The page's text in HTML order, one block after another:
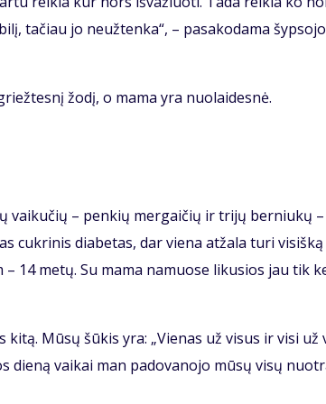
ta­čiau jo ne­už­ten­ka“, – pa­sa­ko­da­ma
žo­dį, o ma­ma yra nuo­lai­des­nė.
vai­ku­čių – pen­kių mer­gai­čių ir tri­jų ber­niu­kų
cuk­ri­nis dia­be­tas, dar vie­na at­ža­la tu­ri vi­siš­ką
14 me­tų. Su ma­ma na­muo­se li­ku­sios jau tik
ki­tą. Mū­sų šū­kis yra: „Vie­nas už vi­sus ir vi­si
die­ną vai­kai man pa­do­va­no­jo mū­sų vi­sų